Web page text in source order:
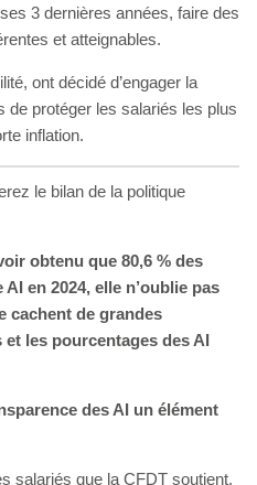
3 dernières années, faire des
et atteignables.
ont décidé d’engager la
de protéger les salariés les plus
inflation.
le bilan de la politique
obtenu que 80,6 % des
en 2024, elle n’oublie pas
cachent de grandes
les pourcentages des AI
des AI un élément
salariés que la CFDT soutient.